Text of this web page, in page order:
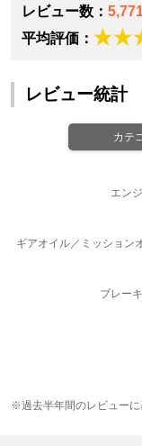
レビュー数：
平均評価：
レビュー統計
カテ
※過去半年間のレビューに